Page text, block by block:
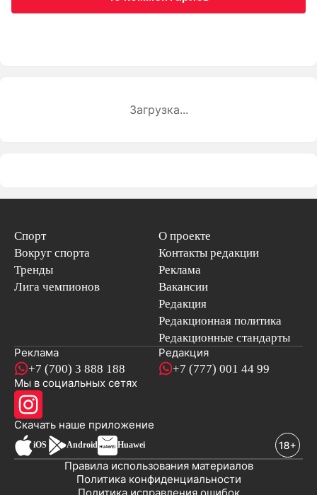
Загрузка...
Спорт
Вокруг спорта
Тренды
Лига чемпионов
О проекте
Контакты редакции
Реклама
Вакансии
Редакция
Редакционная политика
Редакционные стандарты
Реклама
+7 (700) 3 888 188
Редакция
+7 (777) 001 44 99
Мы в социальных сетях
Скачать наше приложениеновостей
iOS Android Huawei
Политика конфиденциальности
Правила использования материалов